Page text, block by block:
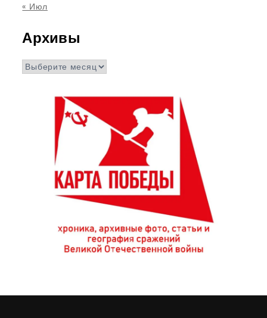
« Июл
Архивы
Архивы